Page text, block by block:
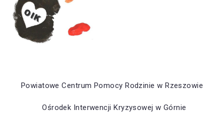
Powiatowe Centrum Pomocy Rodzinie w Rzeszowie
Ośrodek Interwencji Kryzysowej w Górnie